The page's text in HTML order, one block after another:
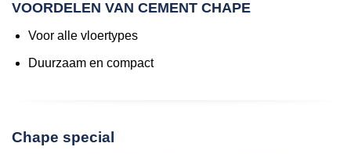
VOORDELEN VAN CEMENT CHAPE
Voor alle vloertypes
Duurzaam en compact
Chape special